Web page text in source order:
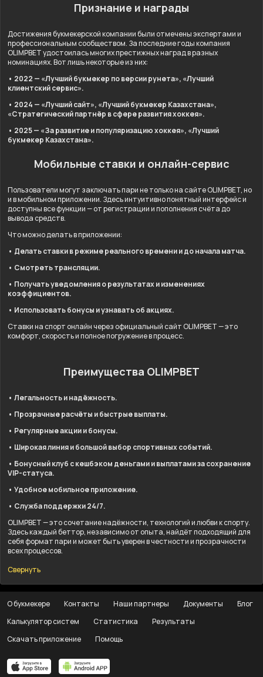
Признание и награды
Достижения букмекерской компании были отмечены экспертами и
профессиональным сообществом. За последние годы компания
OLIMPBET удостоилась многих престижных наград в разных
номинациях. Вот лишь некоторые из них:
• 2022 — «Лучший букмекер по версии рунета», «Лучший
клиентский сервис».
• 2024 — «Лучший сайт», «Лучший букмекер Казахстана»,
«Стратегический партнёр в сфере развития хоккея».
• 2025 — «За развитие и популяризацию хоккея», «Лучший
букмекер Казахстана».
Мобильные ставки и онлайн-сервис
Пользователи могут заключать пари не только на сайте OLIMPBET, но
и в мобильном приложении. Здесь интуитивно понятный интерфейс и
доступны все функции — от регистрации и пополнения счёта до
вывода средств.
Что можно делать в приложении:
• Делать ставки в режиме реального времени и до начала матча.
• Смотреть трансляции.
• Получать уведомления о результатах и изменениях
коэффициентов.
• Использовать бонусы и узнавать об акциях.
Ставки на спорт онлайн через официальный сайт OLIMPBET — это
комфорт, скорость и полное погружение в процесс.
Преимущества OLIMPBET
• Легальность и надёжность.
• Прозрачные расчёты и быстрые выплаты.
• Регулярные акции и бонусы.
• Широкая линия и большой выбор спортивных событий.
• Бонусный клуб с кешбэком деньгами и выплатами за сохранение
VIP-статуса.
• Удобное мобильное приложение.
• Служба поддержки 24/7.
OLIMPBET — это сочетание надёжности, технологий и любви к спорту.
Здесь каждый беттор, независимо от опыта, найдёт подходящий для
себя формат пари и может быть уверен в честности и прозрачности
всех процессов.
Свернуть
О букмекере Контакты Наши партнеры Документы
Блог
Калькулятор систем
Статистика
Результаты
Скачать приложение
Помощь